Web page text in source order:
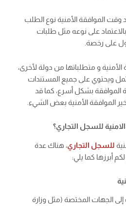
وقت الموافقة الأمنية نوع الطلب
على نوعه مثل طلبات
على رخصة.
الأمنية و متطلباتها من دولة لأخرى،
ويحتوي على جميع المستندات
الموافقة بشكل أسرع، كما قد
الموافقة الأمنية بعض الشيء.
للسجل التجاري؟
للسجل التجاري، هناك عدة
أبرزها كما يلي:
الجهات المختصة (مثل وزارة